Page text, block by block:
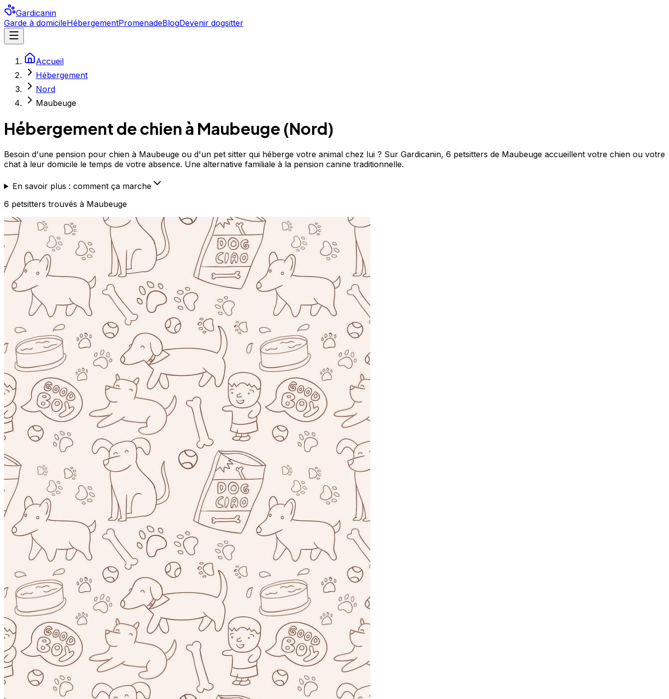
Gardicanin
Garde à domicileHébergementPromenadeBlogDevenir dogsitter
Accueil
Hébergement
Nord
Maubeuge
Hébergement de chien à Maubeuge (Nord)
Besoin d'une pension pour chien à Maubeuge ou d'un pet sitter qui héberge votre animal chez lui ? Sur Gardicanin, 6 petsitters de Maubeuge accueillent votre chien ou votre
chat à leur domicile le temps de votre absence. Une alternative familiale à la pension canine traditionnelle.
En savoir plus : comment ça marche
6 petsitters trouvés à Maubeuge